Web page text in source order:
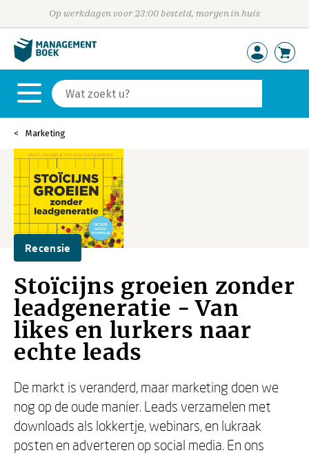
Op werkdagen voor 23:00 besteld, morgen in huis
Marketing
Recensie
Stoïcijns groeien zonder
leadgeneratie - Van
likes en lurkers naar
echte leads
De markt is veranderd, maar marketing doen we
nog op de oude manier. Leads verzamelen met
downloads als lokkertje, webinars, en lukraak
posten en adverteren op social media. En ons